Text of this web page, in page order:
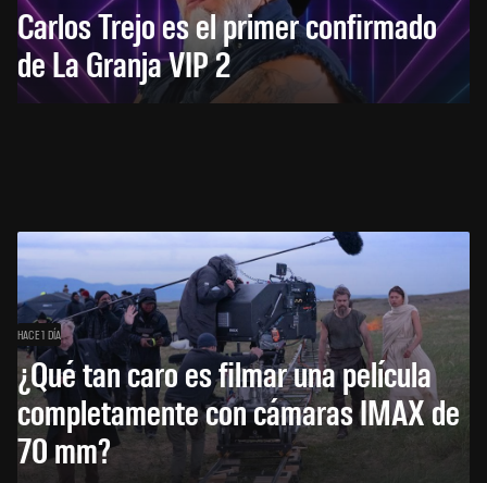
Carlos Trejo es el primer confirmado
de La Granja VIP 2
HACE 1 DÍA
¿Qué tan caro es filmar una película
completamente con cámaras IMAX de
70 mm?